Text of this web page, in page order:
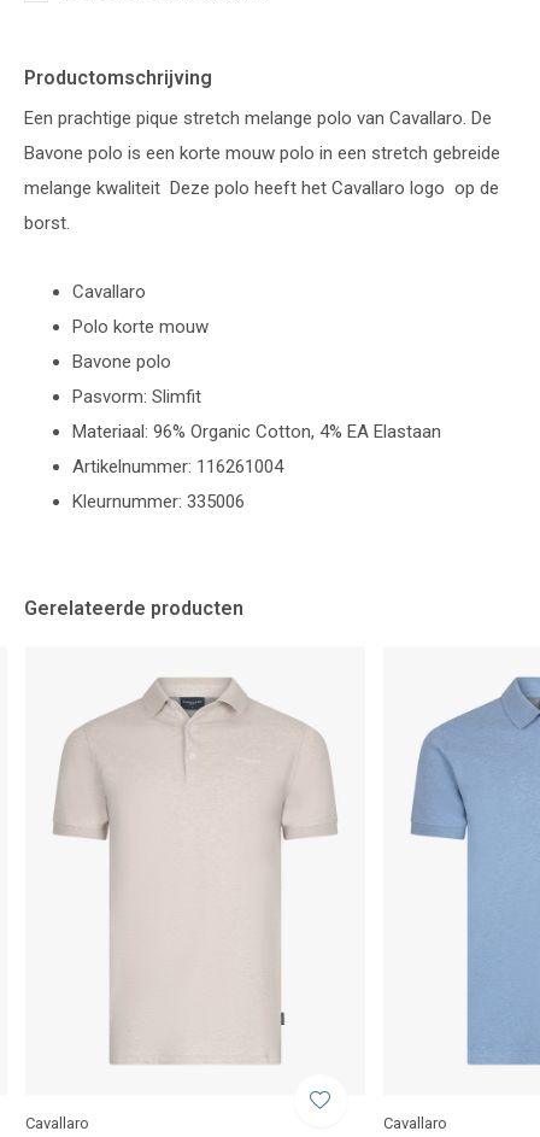
Productomschrijving
Een prachtige pique stretch melange polo van Cavallaro. De
Bavone polo is een korte mouw polo in een stretch gebreide
melange kwaliteit Deze polo heeft het Cavallaro logo op de
borst.
Cavallaro
Polo korte mouw
Bavone polo
Pasvorm: Slimfit
Materiaal: 96% Organic Cotton, 4% EA Elastaan
Artikelnummer: 116261004
Kleurnummer: 335006
Gerelateerde producten
Cavallaro Cavallaro